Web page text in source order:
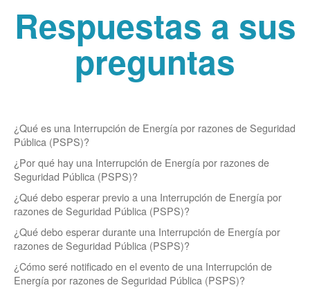
Respuestas a sus
preguntas
¿Qué es una Interrupción de Energía por razones de Seguridad
Pública (PSPS)?
¿Por qué hay una Interrupción de Energía por razones de
Seguridad Pública (PSPS)?
¿Qué debo esperar previo a una Interrupción de Energía por
razones de Seguridad Pública (PSPS)?
¿Qué debo esperar durante una Interrupción de Energía por
razones de Seguridad Pública (PSPS)?
¿Cómo seré notificado en el evento de una Interrupción de
Energía por razones de Seguridad Pública (PSPS)?